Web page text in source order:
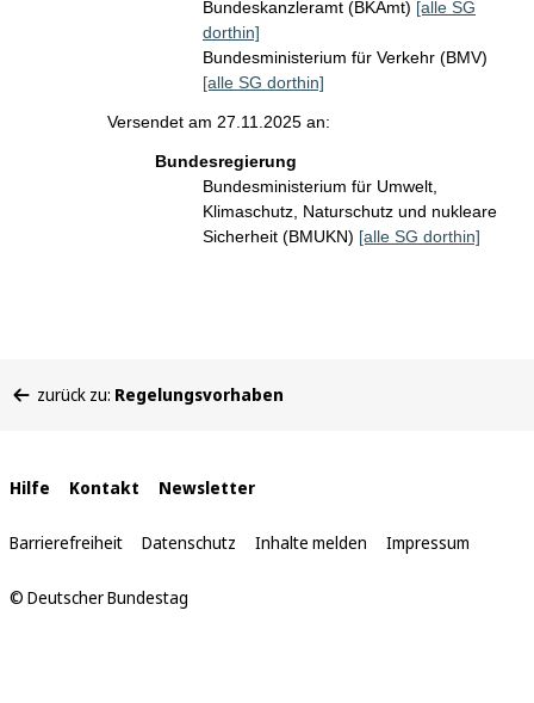
Bundeskanzleramt (BKAmt) [alle SG
dorthin]
Bundesministerium für Verkehr (BMV)
[alle SG dorthin]
Versendet am 27.11.2025 an:
Bundesregierung
Bundesministerium für Umwelt,
Klimaschutz, Naturschutz und nukleare
Sicherheit (BMUKN) [alle SG dorthin]
befinden
zurück zu: Regelungsvorhaben
Interne
Links
Hilfe Kontakt Newsletter
Barrierefreiheit Datenschutz Inhalte melden Impressum
© Deutscher Bundestag